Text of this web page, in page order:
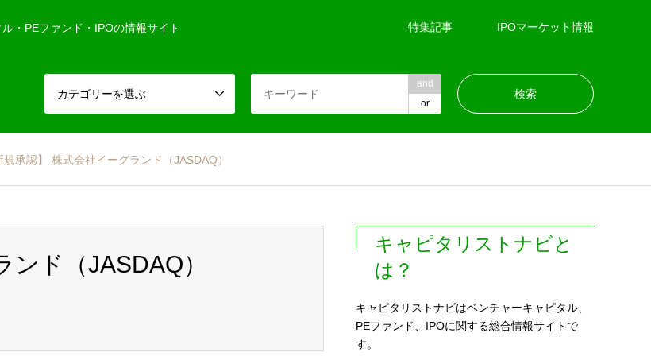
・PEファンド・IPOの情報サイト 特集記事 IPOマーケット情報
カテゴリーを選ぶ
and
or
規承認】 株式会社イーグランド（JASDAQ）
ンド（JASDAQ）
キャピタリストナビと
は？
キャピタリストナビはベンチャーキャピタル、
PEファンド、IPOに関する総合情報サイトで
す。